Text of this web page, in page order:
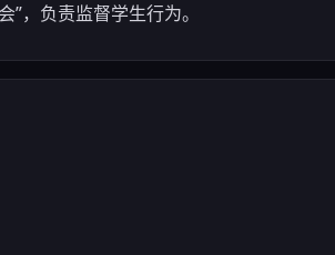
，负责监督学生行为。